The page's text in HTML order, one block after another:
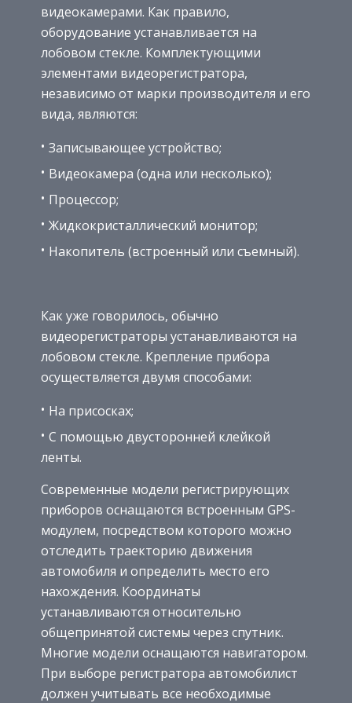
видеокамерами. Как правило,
оборудование устанавливается на
лобовом стекле. Комплектующими
элементами видеорегистратора,
независимо от марки производителя и его
вида, являются:
Записывающее устройство;
Видеокамера (одна или несколько);
Процессор;
Жидкокристаллический монитор;
Накопитель (встроенный или съемный).
Как уже говорилось, обычно
видеорегистраторы устанавливаются на
лобовом стекле. Крепление прибора
осуществляется двумя способами:
На присосках;
С помощью двусторонней клейкой
ленты.
Современные модели регистрирующих
приборов оснащаются встроенным GPS-
модулем, посредством которого можно
отследить траекторию движения
автомобиля и определить место его
нахождения. Координаты
устанавливаются относительно
общепринятой системы через спутник.
Многие модели оснащаются навигатором.
При выборе регистратора автомобилист
должен учитывать все необходимые